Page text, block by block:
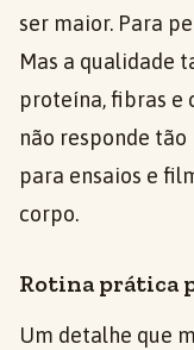
ser maior. Para
Mas a qualidade
proteína, fibras e
não responde tão
para ensaios e
corpo.
Rotina prática
Um detalhe que